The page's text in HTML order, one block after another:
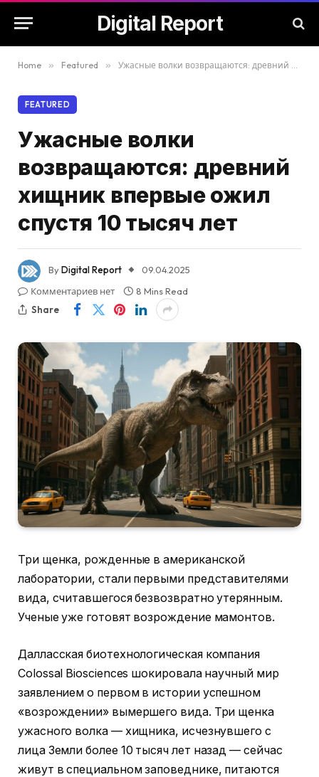
Digital Report
Home » Featured » Ужасные волки возвращаются: древний хищник впервые ожил спустя 10 тысяч лет
FEATURED
Ужасные волки
возвращаются: древний
хищник впервые ожил
спустя 10 тысяч лет
ByDigital Report
09.04.2025
Комментариев нет
8 Mins Read
Share
Три щенка, рожденные в американской
лаборатории, стали первыми представителями
вида, считавшегося безвозвратно утерянным.
Ученые уже готовят возрождение мамонтов.
Далласская биотехнологическая компания
Colossal Biosciences шокировала научный мир
заявлением о первом в истории успешном
«возрождении» вымершего вида. Три щенка
ужасного волка — хищника, исчезнувшего с
лица Земли более 10 тысяч лет назад — сейчас
живут в специальном заповеднике, питаются